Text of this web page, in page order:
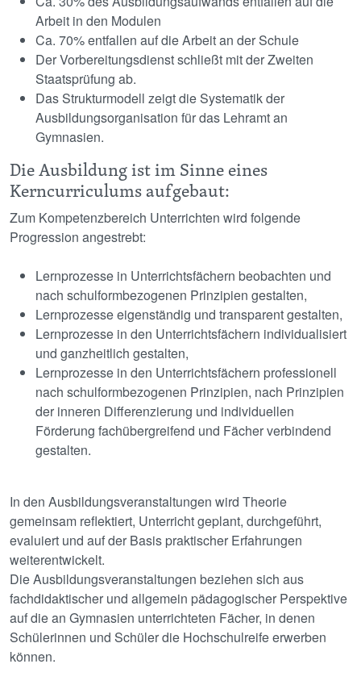
Arbeit in den Modulen
Ca. 70% entfallen auf die Arbeit an der Schule
Der Vorbereitungsdienst schließt mit der Zweiten
Staatsprüfung ab.
Das Strukturmodell zeigt die Systematik der
Ausbildungsorganisation für das Lehramt an
Gymnasien.
Die Ausbildung ist im Sinne eines
Kerncurriculums aufgebaut:
Zum Kompetenzbereich Unterrichten wird folgende
Progression angestrebt:
Lernprozesse in Unterrichtsfächern beobachten und
nach schulformbezogenen Prinzipien gestalten,
Lernprozesse eigenständig und transparent gestalten,
Lernprozesse in den Unterrichtsfächern individualisiert
und ganzheitlich gestalten,
Lernprozesse in den Unterrichtsfächern professionell
nach schulformbezogenen Prinzipien, nach Prinzipien
der inneren Differenzierung und individuellen
Förderung fachübergreifend und Fächer verbindend
gestalten.
In den Ausbildungsveranstaltungen wird Theorie
gemeinsam reflektiert, Unterricht geplant, durchgeführt,
evaluiert und auf der Basis praktischer Erfahrungen
weiterentwickelt.
Die Ausbildungsveranstaltungen beziehen sich aus
fachdidaktischer und allgemein pädagogischer Perspektive
auf die an Gymnasien unterrichteten Fächer, in denen
Schülerinnen und Schüler die Hochschulreife erwerben
können.